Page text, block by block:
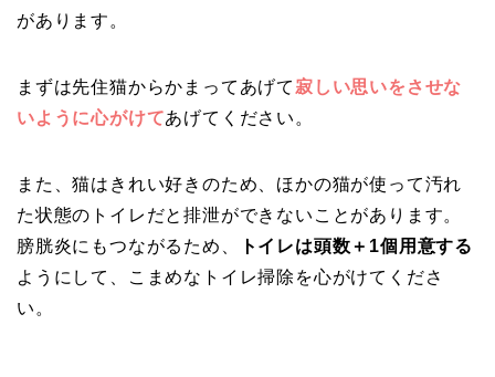
があります。
まずは先住猫からかまってあげて 寂しい思いをさせな
いように心がけてあげてください。
また、猫はきれい好きのため、ほかの猫が使って汚れ
た状態のトイレだと排泄ができないことがあります。
膀胱炎にもつながるため、
トイレは頭数＋1個用意する
ようにして、こまめなトイレ掃除を心がけてくださ
い。